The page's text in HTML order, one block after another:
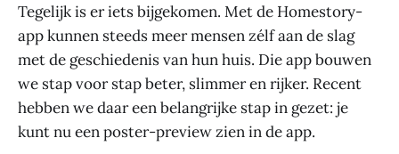
Tegelijk is er iets bijgekomen. Met de Homestory-
app kunnen steeds meer mensen zélf aan de slag
met de geschiedenis van hun huis. Die app bouwen
we stap voor stap beter, slimmer en rijker. Recent
hebben we daar een belangrijke stap in gezet: je
kunt nu een poster-preview zien in de app.